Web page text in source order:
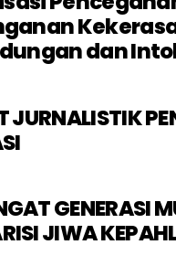
dan
JURNALISTIK
GENERASI
JIWA